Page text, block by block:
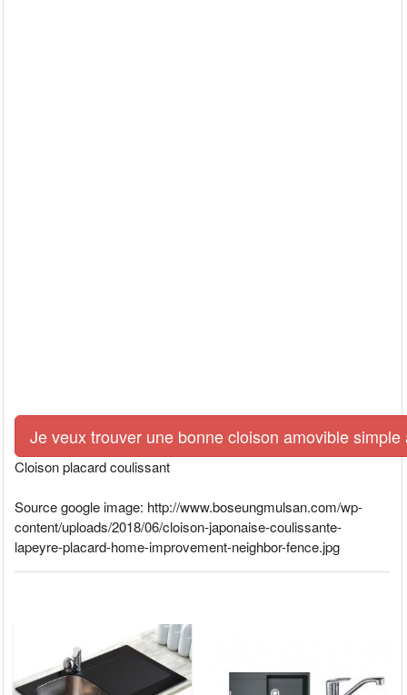
Je veux trouver une bonne cloison amovible
Cloison placard coulissant
Source google image: http://www.boseungmulsan.com/wp-
content/uploads/2018/06/cloison-japonaise-coulissante-
lapeyre-placard-home-improvement-neighbor-fence.jpg